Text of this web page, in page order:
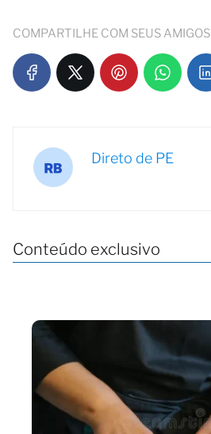
COMPARTILHE COM SEUS AMIGOS
Direto de PE
Conteúdo exclusivo